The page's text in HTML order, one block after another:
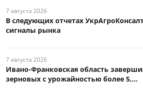
7 августа 2026
В следующих отчетах
сигналы рынка
7 августа 2026
Ивано-Франковская область
зерновых с урожайностью более 5,...